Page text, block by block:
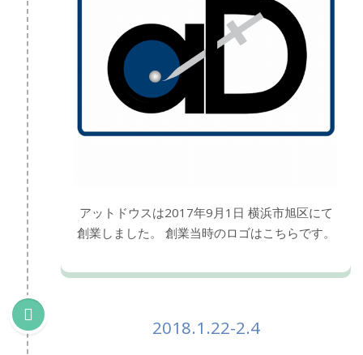
アットドウスは2017年9月1日 横浜市旭区にて
創業しました。 創業当時のロゴはこちらです。
2018.1.22-2.4